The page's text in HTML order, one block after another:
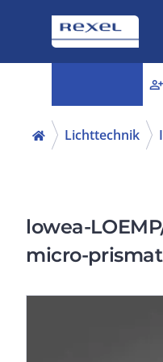
person_add
Lichttechnik
lowea-LOEMP/600 5400-3700 840 ETM,
micro-